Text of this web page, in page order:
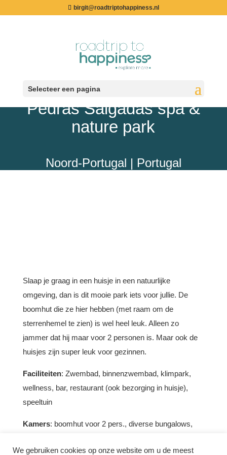
birgit@roadtriptohappiness.nl
Selecteer een pagina
Pedras Salgadas –
Pedras Salgadas spa &
nature park
Noord-Portugal | Portugal
Slaap je graag in een huisje in een natuurlijke
omgeving, dan is dit mooie park iets voor jullie. De
boomhut die ze hier hebben (met raam om de
sterrenhemel te zien) is wel heel leuk. Alleen zo
jammer dat hij maar voor 2 personen is. Maar ook de
huisjes zijn super leuk voor gezinnen.
Faciliteiten: Zwembad, binnenzwembad, klimpark,
wellness, bar, restaurant (ook bezorging in huisje),
speeltuin
Kamers: boomhut voor 2 pers., diverse bungalows,
We gebruiken cookies op onze website om u de meest